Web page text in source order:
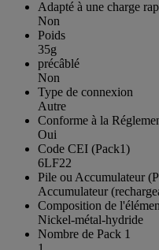
Adapté à une charge
Non
Poids
35g
précâblé
Non
Type de connexion
Autre
Conforme à la
Oui
Code CEI (Pack1)
6LF22
Pile ou Accumulateur
Accumulateur
Composition de
Nickel-métal-hydride
Nombre de Pack 1